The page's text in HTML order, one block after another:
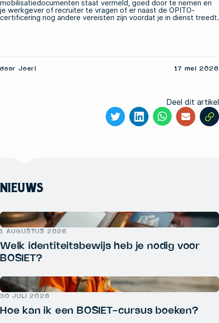
mobilisatiedocumenten staat vermeld, goed door te nemen en
je werkgever of recruiter te vragen of er naast de OPITO-
certificering nog andere vereisten zijn voordat je in dienst treedt.
door Joeri 17 mei 2026
Deel dit artikel
NIEUWS
1 AUGUSTUS 2026
Welk identiteitsbewijs heb je nodig voor
BOSIET?
30 JULI 2026
Hoe kan ik een BOSIET-cursus boeken?